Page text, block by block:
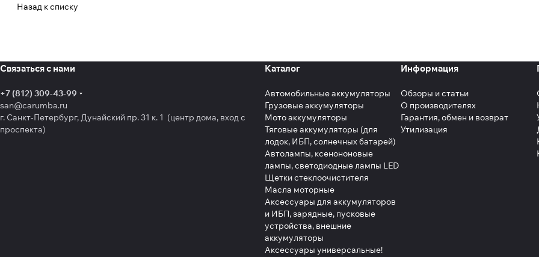
Назад к списку
Связаться с нами
+7 (812) 309-43-99
san@carumba.ru
г. Санкт-Петербург, Дунайский пр. 31 к. 1 (центр дома, вход с
проспекта)
Каталог
Автомобильные аккумуляторы
Грузовые аккумуляторы
Мото аккумуляторы
Тяговые аккумуляторы (для
лодок, ИБП, солнечных батарей)
Автолампы, ксенононовые
лампы, светодиодные лампы LED
Щетки стеклоочистителя
Масла моторные
Аксессуары для аккумуляторов
и ИБП, зарядные, пусковые
устройства, внешние
аккумуляторы
Аксессуары универсальные!
Информация
Обзоры и статьи
О производителях
Гарантия, обмен и возврат
Утилизация